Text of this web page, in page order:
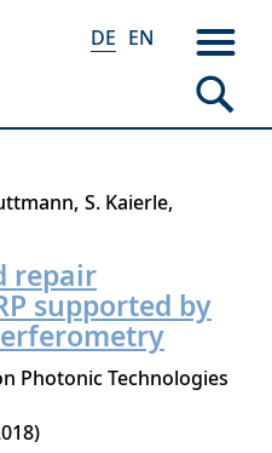
DE EN
S. Kaierle
repair
supported by
Photonic Technologies